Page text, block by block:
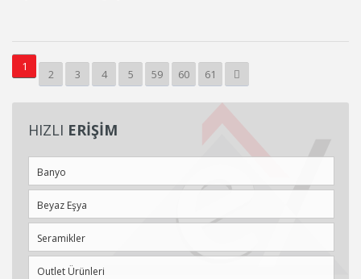
1
2 3 4 5 59 60 61
HIZLI ERİŞİM
Banyo
Beyaz Eşya
Seramikler
Outlet Ürünleri